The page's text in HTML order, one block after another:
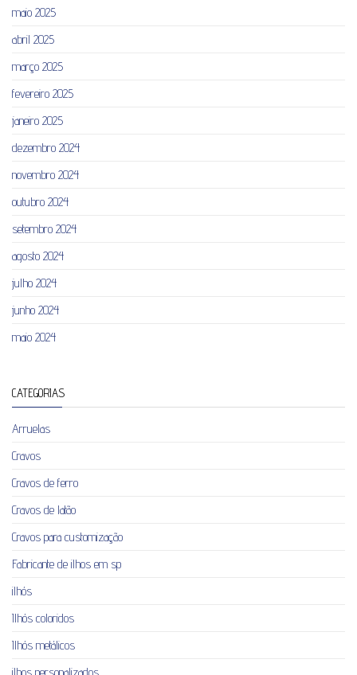
maio 2025
abril 2025
março 2025
fevereiro 2025
janeiro 2025
dezembro 2024
novembro 2024
outubro 2024
setembro 2024
agosto 2024
julho 2024
junho 2024
maio 2024
CATEGORIAS
Arruelas
Cravos
Cravos de ferro
Cravos de latão
Cravos para customização
Fabricante de ilhos em sp
ilhós
Ilhós coloridos
Ilhós metálicos